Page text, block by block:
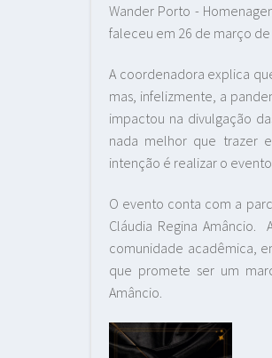
Wander Porto -
faleceu em 26 de março de
A coordenadora explica
mas, infelizmente, a
impactou na divulgação
nada melhor que trazer
intenção é realizar o
O evento conta com a
Cláudia Regina Amâncio.
comunidade acadêmica,
que promete ser um
Amâncio.